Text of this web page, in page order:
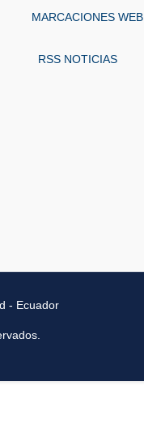
MARCACIONES WEB
RSS NOTICIAS
- Ecuador